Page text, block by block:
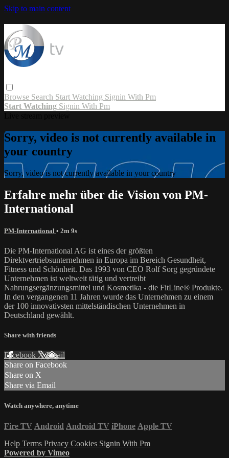
Skip to main content
Browse Search Start Watching Signin With Pm
Start Watching Signin With Pm
Sorry, video is not currently available in
your country
Sorry, video is not currently available in your country
Erfahre mehr über die Vision von PM-
International
PM-International • 2m 9s
Die PM-International AG ist eines der größten
Direktvertriebsunternehmen in Europa im Bereich Gesundheit,
Fitness und Schönheit. Das 1993 von CEO Rolf Sorg gegründete
Unternehmen ist weltweit tätig und vertreibt
Nahrungsergänzungsmittel und Kosmetika - die FitLine® Produkte.
In den vergangenen 11 Jahren wurde das Unternehmen zu einem
der 100 innovativsten mittelständischen Unternehmen in
Deutschland gewählt.
Share with friends
Facebook XEmail
Share on Facebook
Share on X
Share via Email
Watch anywhere, anytime
Fire TV Android Android TV iPhone Apple TV
Help Terms Privacy Cookies Signin With Pm
Powered by Vimeo